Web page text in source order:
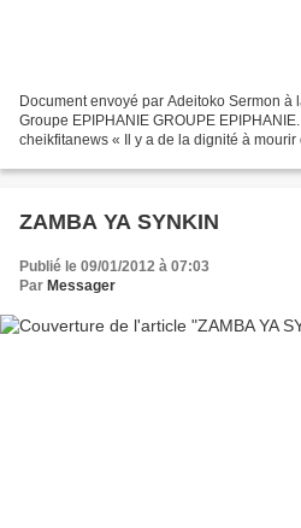
Document envoyé par Adeitoko Sermon à
Groupe EPIPHANIE GROUPE
cheikfitanews « Il y a de la dignité à
ZAMBA YA SYNKIN
Publié le 09/01/2012 à 07:03
Par Messager